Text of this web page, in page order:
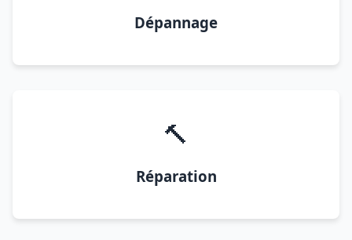
Dépannage
🔨
Réparation